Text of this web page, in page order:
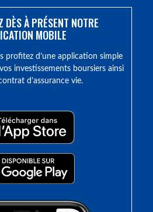
DÈS À PRÉSENT NOTRE
MOBILE
profitez d’une application simple
investissements boursiers ainsi
d’assurance vie.